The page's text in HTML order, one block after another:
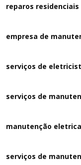
reparos residenciais
empresa de
serviços de
serviços de
manutenção
serviços de